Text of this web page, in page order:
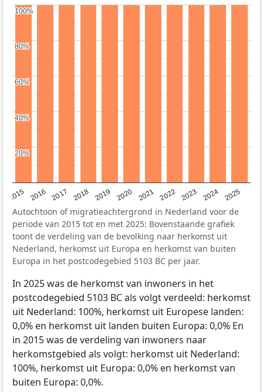
2015 2016 2017 2018 2019 2020 2021 2022 2023 2024 2025
20%
20%
40%
40%
60%
60%
80%
80%
100%
100%
Autochtoon of migratieachtergrond in Nederland voor de
periode van 2015 tot en met 2025: Bovenstaande grafiek
toont de verdeling van de bevolking naar herkomst uit
Nederland, herkomst uit Europa en herkomst van buiten
Europa in het postcodegebied 5103 BC per jaar.
In 2025 was de herkomst van inwoners in het
postcodegebied 5103 BC als volgt verdeeld: herkomst
uit Nederland: 100%, herkomst uit Europese landen:
0,0% en herkomst uit landen buiten Europa: 0,0% En
in 2015 was de verdeling van inwoners naar
herkomstgebied als volgt: herkomst uit Nederland:
100%, herkomst uit Europa: 0,0% en herkomst van
buiten Europa: 0,0%.